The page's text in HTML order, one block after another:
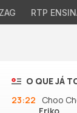
RTP
O QUE JÁ
23:22
Choo